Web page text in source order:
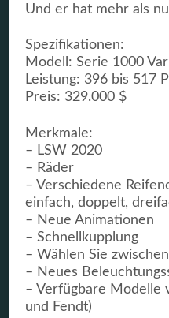
Und er hat mehr als
Spezifikationen:
Modell: Serie 1000
Leistung: 396 bis 517
Preis: 329.000 $
Merkmale:
– LSW 2020
– Räder
– Verschiedene
einfach, doppelt,
– Neue Animationen
– Schnellkupplung
– Wählen Sie
– Neues
– Verfügbare Modelle
und Fendt)